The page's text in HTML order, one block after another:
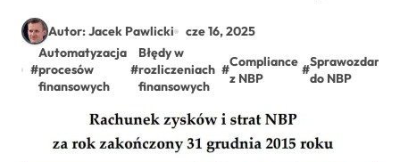
Autor: Jacek Pawlicki cze 16, 2025
#
Automatyzacja
procesów
finansowych
#
Błędy w
rozliczeniach
finansowych
#
Compliance
z NBP
#
Sprawozdania
do NBP